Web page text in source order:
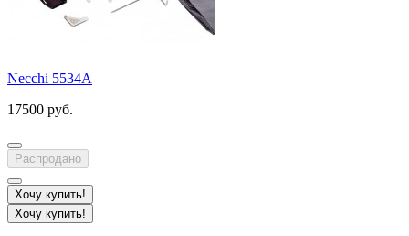
Necchi 5534A
17500 руб.
Распродано
Хочу купить!
Хочу купить!